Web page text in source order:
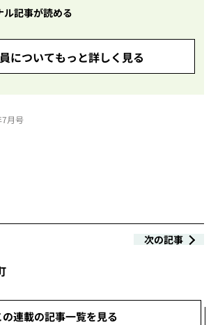
ル記事が読める
についてもっと詳しく見る
月号
次の記事
の連載の記事一覧を見る